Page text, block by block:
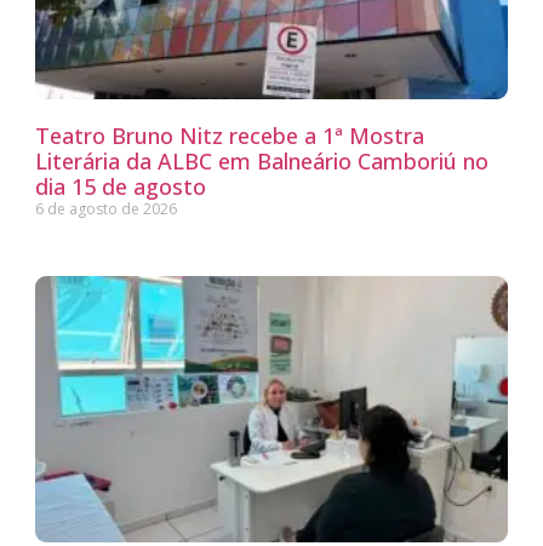
Teatro Bruno Nitz recebe a 1ª Mostra
Literária da ALBC em Balneário Camboriú no
dia 15 de agosto
6 de agosto de 2026